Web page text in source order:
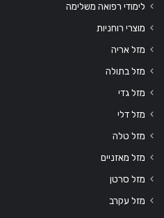
לימודי רפואה משלימה
מוצרי רוחניות
מזל אריה
מזל בתולה
מזל גדי
מזל דלי
מזל טלה
מזל מאזניים
מזל סרטן
מזל עקרב